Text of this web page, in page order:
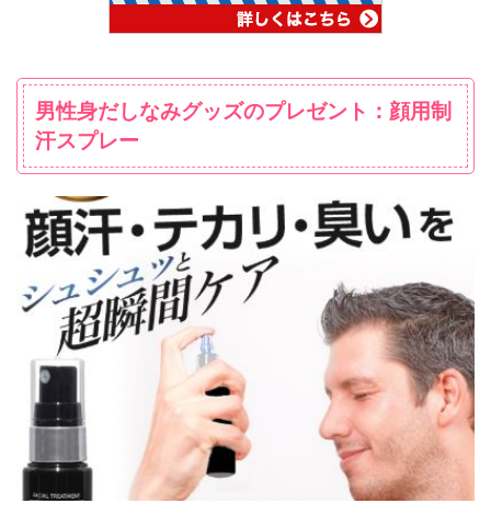
男性身だしなみグッズのプレゼント：顔用制
汗スプレー